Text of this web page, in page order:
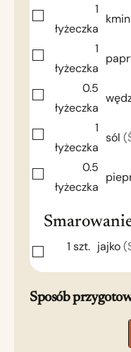
1
łyżeczka
1
łyżeczka
0.5
łyżeczka
1
łyżeczka
sól
0.5
łyżeczka
1 szt. jajko
Sposób